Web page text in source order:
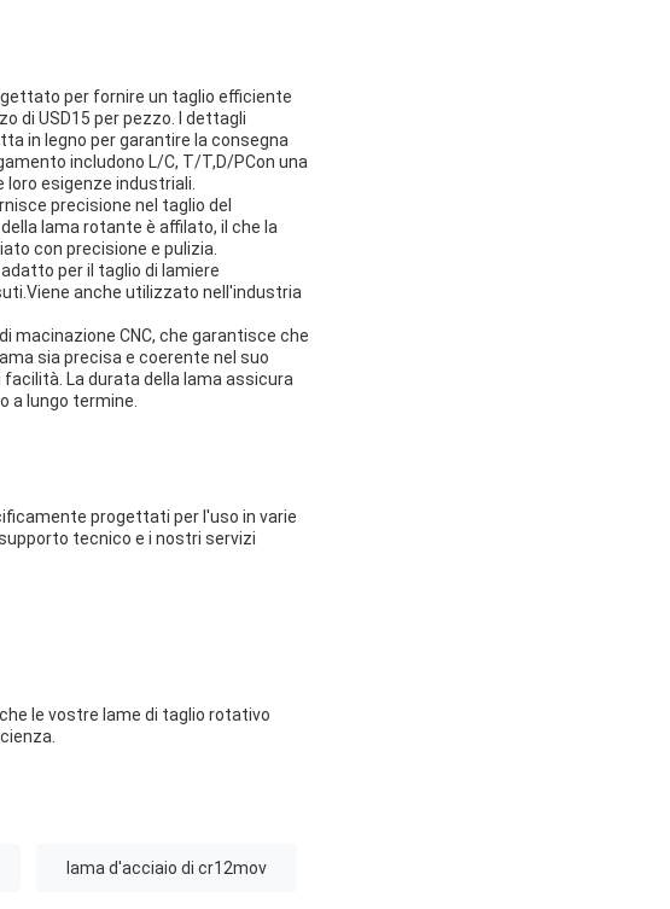
per fornire un taglio efficiente
di USD15 per pezzo. I dettagli
in legno per garantire la consegna
includono L/C, T/T,D/PCon una
esigenze industriali.
precisione nel taglio del
lama rotante è affilato, il che la
con precisione e pulizia.
per il taglio di lamiere
anche utilizzato nell'industria
macinazione CNC, che garantisce che
sia precisa e coerente nel suo
La durata della lama assicura
a lungo termine.
progettati per l'uso in varie
tecnico e i nostri servizi
le vostre lame di taglio rotativo
lama d'acciaio di cr12mov